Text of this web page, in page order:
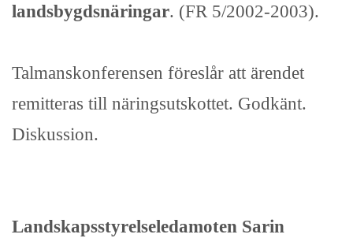
landsbygdsnäringar. (FR 5/2002-2003).
Talmanskonferensen föreslår att ärendet
remitteras till näringsutskottet. Godkänt.
Diskussion.
Landskapsstyrelseledamoten Sarin